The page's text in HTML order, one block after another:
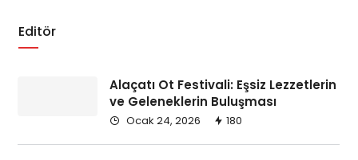
Editör
Alaçatı Ot Festivali: Eşsiz Lezzetlerin
ve Geleneklerin Buluşması
Ocak 24, 2026 180